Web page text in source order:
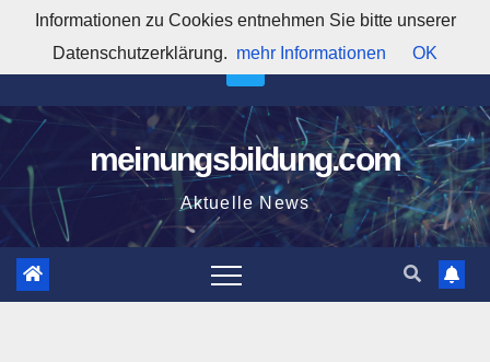
springen
3:20:47 AM
meinungsbildung.com
Aktuelle News
Informationen zu Cookies entnehmen Sie bitte unserer
Datenschutzerklärung. mehr Informationen OK